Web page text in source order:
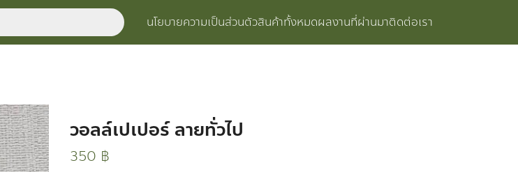
นโยบายความเป็นส่วนตัวสินค้าทั้งหมดผลงานที่ผ่านมาติดต่อเรา
วอลล์เปเปอร์ ลายทั่วไป
350 ฿